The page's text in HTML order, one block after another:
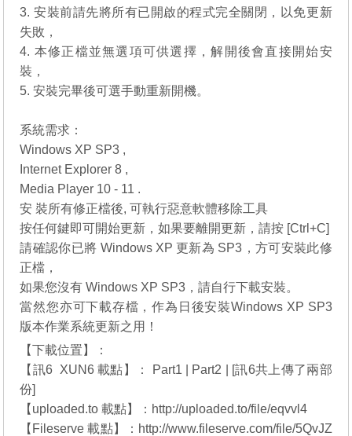
3. 安裝前請先將所有已開啟的程式完全關閉，以免更新
失敗，
4. 本修正檔並無選項可供選擇，解開後會直接開始安
裝，
5. 安裝完畢後可選手動重新開機。
系統需求：
Windows XP SP3 ,
Internet Explorer 8 ,
Media Player 10 - 11 .
安 裝所有修正檔後, 可執行惡意軟體移除工具
按任何鍵即可開始更新，如果要離開更新，請按 [Ctrl+C]
請確認你已將 Windows XP 更新為 SP3，方可安裝此修
正檔，
如果您沒有 Windows XP SP3，請自行下載安裝。
當然您亦可下載存檔，作為日後安裝Windows XP SP3
版本作業系統更新之用！
【下載位置】：
【訊6 XUN6 載點】： Part1 | Part2 | [訊6共上傳了兩部
份]
【uploaded.to 載點】：http://uploaded.to/file/eqvvl4
【Fileserve 載點】：http://www.fileserve.com/file/5QvJZ